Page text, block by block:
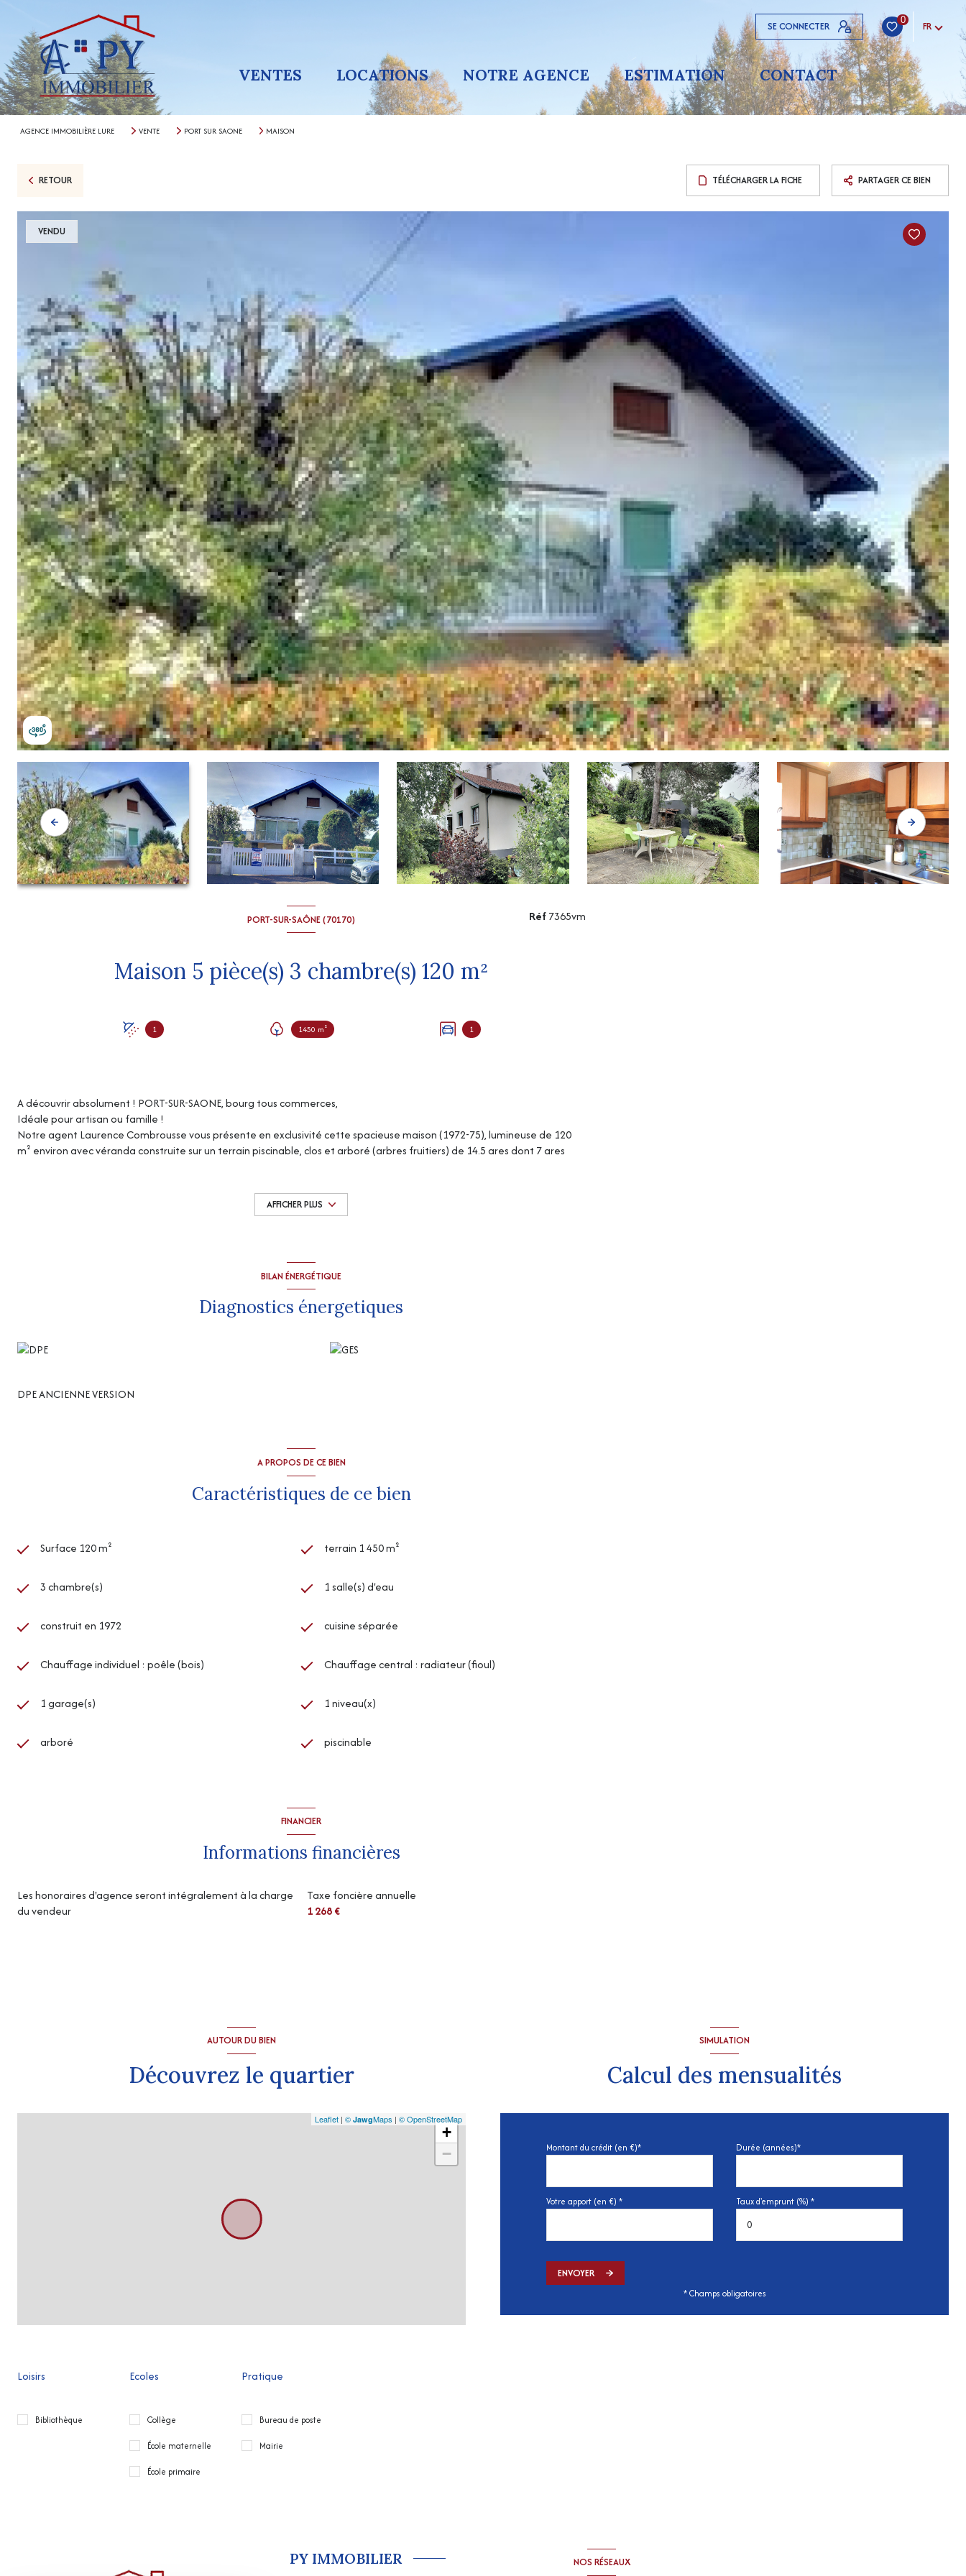
SE CONNECTER 0 FR
VENTES LOCATIONS NOTRE AGENCE ESTIMATION CONTACT
AGENCE IMMOBILIÈRE LURE VENTE PORT SUR SAONE MAISON
RETOUR TÉLÉCHARGER LA FICHE PARTAGER CE BIEN
VENDU
PORT-SUR-SAÔNE (70170)
Maison 5 pièce(s) 3 chambre(s) 120 m²
1 1450 m² 1
Réf7365vm
A découvrir absolument ! PORT-SUR-SAONE, bourg tous commerces,
Idéale pour artisan ou famille !
Notre agent Laurence Combrousse vous présente en exclusivité cette spacieuse maison (1972-75), lumineuse de 120
m² environ avec véranda construite sur un terrain piscinable, clos et arboré (arbres fruitiers) de 14.5 ares dont 7 ares
A l'étage : combles aménageables avec de beaux volumes (possibilité de deux chambres supplémentaires)
AFFICHER PLUS
BILAN ÉNERGÉTIQUE
Diagnostics énergetiques
DPE ANCIENNE VERSION
A PROPOS DE CE BIEN
Caractéristiques de ce bien
Surface 120 m² terrain 1 450 m²
3 chambre(s) 1 salle(s) d'eau
construit en 1972 cuisine séparée
Chauffage individuel : poêle (bois) Chauffage central : radiateur (fioul)
1 garage(s) 1 niveau(x)
arboré piscinable
FINANCIER
Informations financières
Les honoraires d'agence seront intégralement à la charge
du vendeur
Taxe foncière annuelle
1 268 €
AUTOUR DU BIEN
Découvrez le quartier
+
−
Leaflet | © JawgMaps | © OpenStreetMap
Loisirs
Bibliothèque
Ecoles
Collège
École maternelle
École primaire
Pratique
Bureau de poste
Mairie
SIMULATION
Calcul des mensualités
Montant du crédit (en €)* Durée (années)*
Votre apport (en €) * Taux d'emprunt (%) *
ENVOYER
* Champs obligatoires
PY IMMOBILIER NOS RÉSEAUX